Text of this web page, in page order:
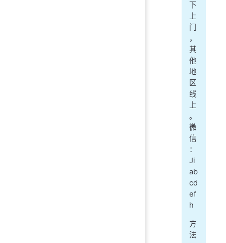
下
上
门
，
其
他
地
区
线
上
。
微
信
：
Ji
ab
cd
ef
h
方
法